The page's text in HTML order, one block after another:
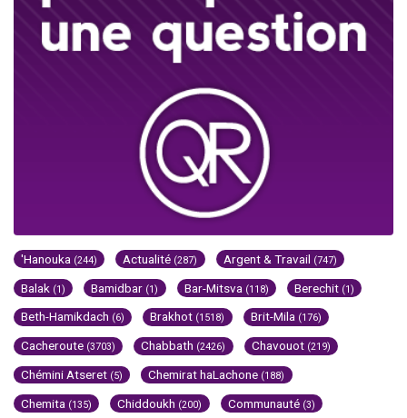
'Hanouka (244) Actualité (287) Argent & Travail (747)
Balak (1) Bamidbar (1) Bar-Mitsva (118) Berechit (1)
Beth-Hamikdach (6) Brakhot (1518) Brit-Mila (176)
Cacheroute (3703) Chabbath (2426) Chavouot (219)
Chémini Atseret (5) Chemirat haLachone (188)
Chemita (135) Chiddoukh (200) Communauté (3)